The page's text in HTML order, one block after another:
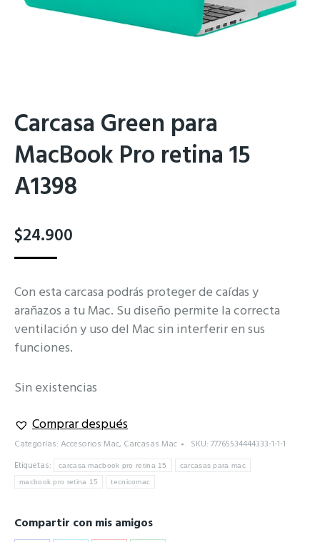
Carcasa Green para
MacBook Pro retina 15
A1398
$24.900
Con esta carcasa podrás proteger de caídas y
arañazos a tu Mac. Su diseño permite la correcta
ventilación y uso del Mac sin interferir en sus
funciones.
Sin existencias
Comprar después
Categorías: Accesorios Mac, Carcasas Mac SKU: 77765534444333-1-1-1
Etiquetas:
carcasa macbook pro retina 15 carcasas para mac
macbook pro retina 15 tecnicomac
Compartir con mis amigos